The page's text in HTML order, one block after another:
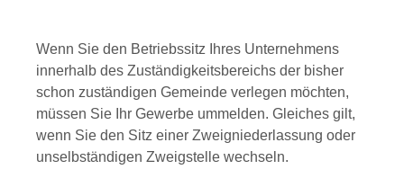
Wenn Sie den Betriebssitz Ihres Unternehmens
innerhalb des Zuständigkeitsbereichs der bisher
schon zuständigen Gemeinde verlegen möchten,
müssen Sie Ihr Gewerbe ummelden. Gleiches gilt,
wenn Sie den Sitz einer Zweigniederlassung oder
unselbständigen Zweigstelle wechseln.